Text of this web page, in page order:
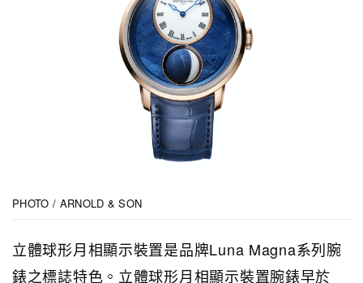
PHOTO / ARNOLD & SON
立體球形月相顯示裝置是品牌Luna Magna系列腕
錶之標誌特色。立體球形月相顯示裝置腕錶早於